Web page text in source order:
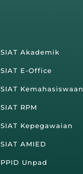
SIAT Akademik
SIAT E-Office
SIAT Kemahasiswaan
SIAT RPM
SIAT Kepegawaian
SIAT AMIED
PPID Unpad